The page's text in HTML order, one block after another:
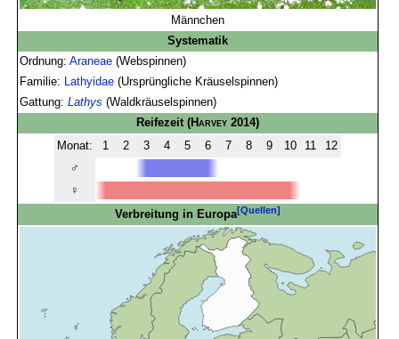
Männchen
Systematik
Ordnung:Araneae (Webspinnen)
Familie:
Lathyidae (Ursprüngliche Kräuselspinnen)
Gattung:Lathys (Waldkräuselspinnen)
Reifezeit(Harvey 2014)
Monat:
1 2 3 4 5 6 7 8 9 10 11
12
♂
♀
Verbreitung in Europa[Quellen]